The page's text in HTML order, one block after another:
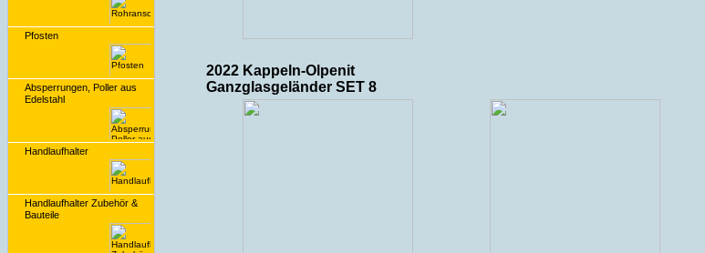
Pfosten
Absperrungen, Poller aus
Edelstahl
Handlaufhalter
Handlaufhalter Zubehör &
Bauteile
2022 Kappeln-Olpenit
Ganzglasgeländer SET 8